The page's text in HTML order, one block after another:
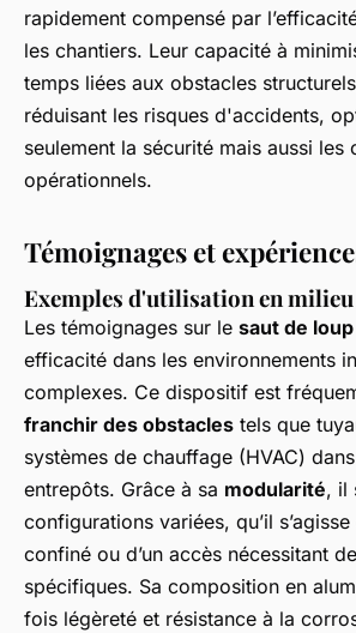
rapidement compensé par
les chantiers. Leur capacité à
temps liées aux obstacles
réduisant les risques d'accidents,
seulement la sécurité mais aussi les
opérationnels.
Témoignages et
Exemples d'utilisation en
Les témoignages sur le saut de loup
efficacité dans les environnements
complexes. Ce dispositif est
franchir des obstacles tels que
systèmes de chauffage (HVAC)
entrepôts. Grâce à sa modularité, il
configurations variées, qu’il s’agisse
confiné ou d’un accès nécessitant
spécifiques. Sa composition en
fois légèreté et résistance à la